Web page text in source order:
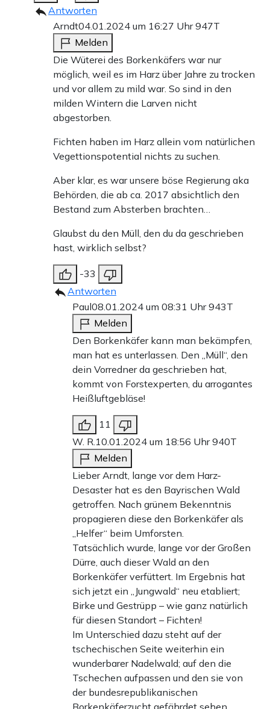
Antworten
Arndt04.01.2024 um 16:27 Uhr947T
Melden
Die Wüterei des Borkenkäfers war nur
möglich, weil es im Harz über Jahre zu trocken
und vor allem zu mild war. So sind in den
milden Wintern die Larven nicht
abgestorben.
Fichten haben im Harz allein vom natürlichen
Vegettionspotential nichts zu suchen.
Aber klar, es war unsere böse Regierung aka
Behörden, die ab ca. 2017 absichtlich den
Bestand zum Absterben brachten…
Glaubst du den Müll, den du da geschrieben
hast, wirklich selbst?
-33
Antworten
Paul08.01.2024 um 08:31 Uhr943T
Melden
Den Borkenkäfer kann man bekämpfen,
man hat es unterlassen. Den „Müll“, den
dein Vorredner da geschrieben hat,
kommt von Forstexperten, du arrogantes
Heißluftgebläse!
11
W. R. 10.01.2024 um 18:56 Uhr940T
Melden
Lieber Arndt, lange vor dem Harz-
Desaster hat es den Bayrischen Wald
getroffen. Nach grünem Bekenntnis
propagieren diese den Borkenkäfer als
„Helfer“ beim Umforsten.
Tatsächlich wurde, lange vor der Großen
Dürre, auch dieser Wald an den
Borkenkäfer verfüttert. Im Ergebnis hat
sich jetzt ein „Jungwald“ neu etabliert;
Birke und Gestrüpp – wie ganz natürlich
für diesen Standort – Fichten!
Im Unterschied dazu steht auf der
tschechischen Seite weiterhin ein
wunderbarer Nadelwald; auf den die
Tschechen aufpassen und den sie von
der bundesrepublikanischen
Borkenkäferzucht gefährdet sehen.